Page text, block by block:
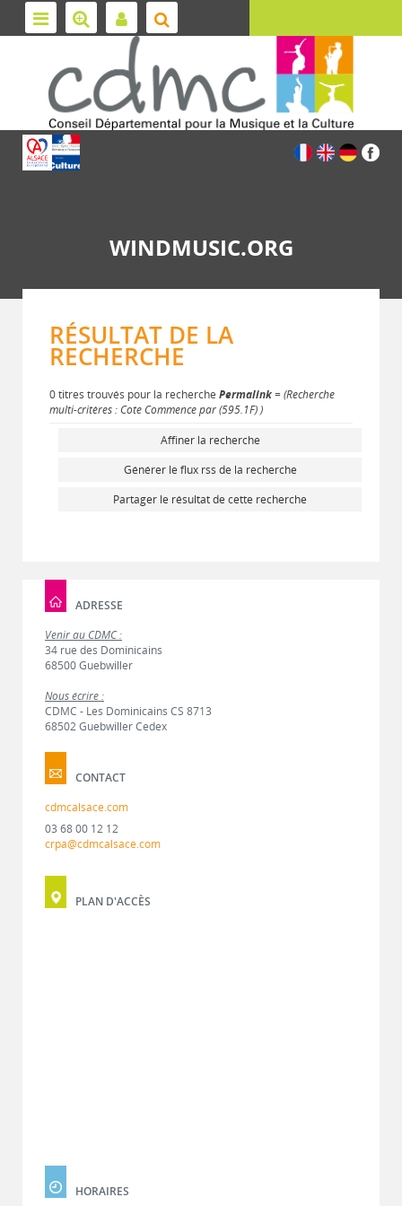
WINDMUSIC.ORG
RÉSULTAT DE LA
RECHERCHE
0 titres trouvés pour la recherche Permalink= (Recherche
multi-critères : Cote Commence par (595.1F) )
Affiner la recherche
Générer le flux rss de la recherche
Partager le résultat de cette recherche
ADRESSE
Venir au CDMC :
34 rue des Dominicains
68500 Guebwiller
Nous écrire :
CDMC - Les Dominicains CS 8713
68502 Guebwiller Cedex
CONTACT
cdmcalsace.com
03 68 00 12 12
crpa@cdmcalsace.com
PLAN D'ACCÈS
HORAIRES